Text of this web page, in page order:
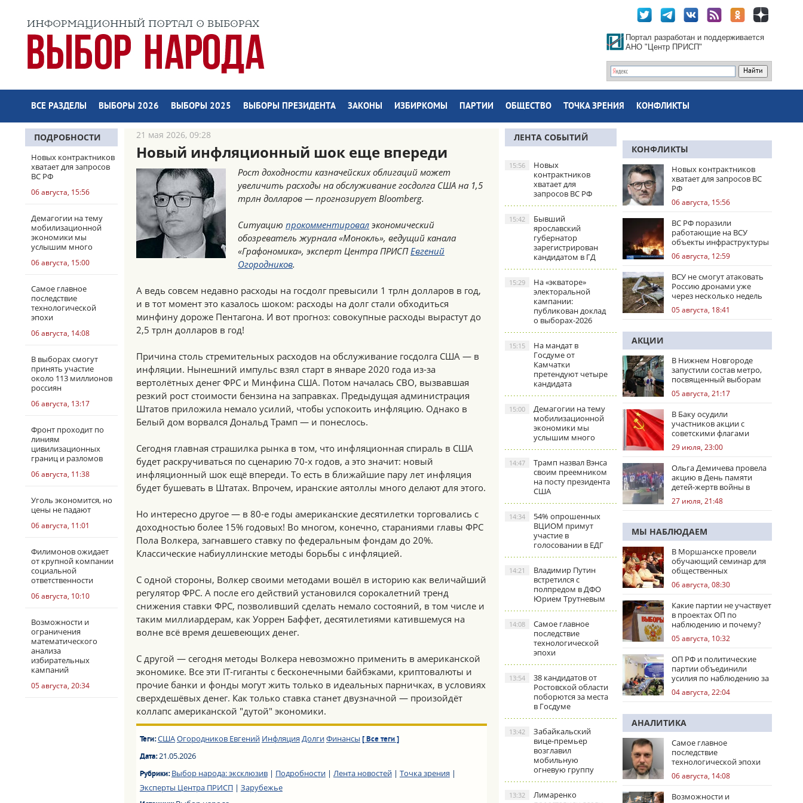
Портал разработан и поддерживается
АНО "Центр ПРИСП"
ВСЕ РАЗДЕЛЫ ВЫБОРЫ 2026 ВЫБОРЫ 2025 ВЫБОРЫ ПРЕЗИДЕНТА ЗАКОНЫ ИЗБИРКОМЫ ПАРТИИ ОБЩЕСТВО ТОЧКА ЗРЕНИЯ КОНФЛИКТЫ
ПОДРОБНОСТИ
Новых контрактников
хватает для запросов
ВС РФ
06 августа, 15:56
Демагогии на тему
мобилизационной
экономики мы
услышим много
06 августа, 15:00
Самое главное
последствие
технологической
эпохи
06 августа, 14:08
В выборах смогут
принять участие
около 113 миллионов
россиян
06 августа, 13:17
Фронт проходит по
линиям
цивилизационных
границ и разломов
06 августа, 11:38
Уголь экономится, но
цены не падают
06 августа, 11:01
Филимонов ожидает
от крупной компании
социальной
ответственности
06 августа, 10:10
Возможности и
ограничения
математического
анализа
избирательных
кампаний
05 августа, 20:34
21 мая 2026, 09:28
Новый инфляционный шок еще впереди
Рост доходности казначейских облигаций может
увеличить расходы на обслуживание госдолга США на 1,5
трлн долларов — прогнозирует Bloomberg.
Ситуацию прокомментировал экономический
обозреватель журнала «Монокль», ведущий канала
«Графономика», эксперт Центра ПРИСПЕвгений
Огородников.
А ведь совсем недавно расходы на госдолг превысили 1 трлн долларов в год,
и в тот момент это казалось шоком: расходы на долг стали обходиться
минфину дороже Пентагона. И вот прогноз: совокупные расходы вырастут до
2,5 трлн долларов в год!
Причина столь стремительных расходов на обслуживание госдолга США — в
инфляции. Нынешний импульс взял старт в январе 2020 года из-за
вертолётных денег ФРС и Минфина США. Потом началась СВО, вызвавшая
резкий рост стоимости бензина на заправках. Предыдущая администрация
Штатов приложила немало усилий, чтобы успокоить инфляцию. Однако в
Белый дом ворвался Дональд Трамп — и понеслось.
Сегодня главная страшилка рынка в том, что инфляционная спираль в США
будет раскручиваться по сценарию 70-х годов, а это значит: новый
инфляционный шок ещё впереди. То есть в ближайшие пару лет инфляция
будет бушевать в Штатах. Впрочем, иранские аятоллы много делают для этого.
Но интересно другое — в 80-е годы американские десятилетки торговались с
доходностью более 15% годовых! Во многом, конечно, стараниями главы ФРС
Пола Волкера, загнавшего ставку по федеральным фондам до 20%.
Классические набиуллинские методы борьбы с инфляцией.
С одной стороны, Волкер своими методами вошёл в историю как величайший
регулятор ФРС. А после его действий установился сорокалетний тренд
снижения ставки ФРС, позволивший сделать немало состояний, в том числе и
таким миллиардерам, как Уоррен Баффет, десятилетиями катившемуся на
волне всё время дешевеющих денег.
С другой — сегодня методы Волкера невозможно применить в американской
экономике. Все эти IT-гиганты с бесконечными байбэками, криптовалюты и
прочие банки и фонды могут жить только в идеальных парничках, в условиях
сверхдешёвых денег. Как только ставка станет двузначной — произойдёт
коллапс американской "дутой" экономики.
Теги:СШАОгородников Евгений Инфляция ДолгиФинансы [ Все теги ]
Дата:21.05.2026
Рубрики:Выбор народа: эксклюзив| Подробности| Лента новостей| Точка зрения |
Эксперты Центра ПРИСП| Зарубежье
ЛЕНТА СОБЫТИЙ
Новых
контрактников
хватает для
запросов ВС РФ
15:56
Бывший
ярославский
губернатор
зарегистрирован
кандидатом в ГД
15:42
На «экваторе»
электоральной
кампании:
публикован доклад
о выборах-2026
15:29
На мандат в
Госдуме от
Камчатки
претендуют четыре
кандидата
15:15
Демагогии на тему
мобилизационной
экономики мы
услышим много
15:00
Трамп назвал Вэнса
своим преемником
на посту президента
США
14:47
54% опрошенных
ВЦИОМ примут
участие в
голосовании в ЕДГ
14:34
Владимир Путин
встретился с
полпредом в ДФО
Юрием Трутневым
14:21
Самое главное
последствие
технологической
эпохи
14:08
38 кандидатов от
Ростовской области
поборются за места
в Госдуме
13:54
Забайкальский
вице-премьер
возглавил
мобильную
огневую группу
13:42
Лимаренко
13:32
КОНФЛИКТЫ
Новых контрактников
хватает для запросов ВС
РФ
06 августа, 15:56
ВС РФ поразили
работающие на ВСУ
объекты инфраструктуры
и центры логистики
06 августа, 12:59
ВСУ не смогут атаковать
Россию дронами уже
через несколько недель
05 августа, 18:41
АКЦИИ
В Нижнем Новгороде
запустили состав метро,
посвященный выборам
05 августа, 21:17
В Баку осудили
участников акции с
советскими флагами
29 июля, 23:00
Ольга Демичева провела
акцию в День памяти
детей-жертв войны в
Донбассе
27 июля, 21:48
МЫ НАБЛЮДАЕМ
В Моршанске провели
обучающий семинар для
общественных
наблюдателей
06 августа, 08:30
Какие партии не участвует
в проектах ОП по
наблюдению и почему?
05 августа, 10:32
ОП РФ и политические
партии объединили
усилия по наблюдению за
выборами
04 августа, 22:04
АНАЛИТИКА
Самое главное
последствие
технологической эпохи
06 августа, 14:08
Возможности и